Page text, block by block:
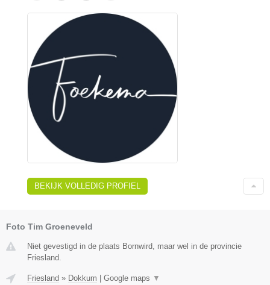
BEKIJK VOLLEDIG PROFIEL
Foto Tim Groeneveld
Niet gevestigd in de plaats Bornwird, maar wel in de provincie
Friesland.
Friesland » Dokkum Google maps ▼